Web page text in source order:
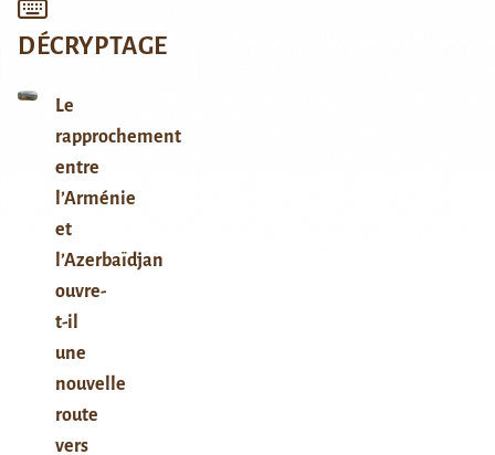
DÉCRYPTAGE
Le
rapprochement
entre
l’Arménie
et
l’Azerbaïdjan
ouvre-
t-il
une
nouvelle
route
vers